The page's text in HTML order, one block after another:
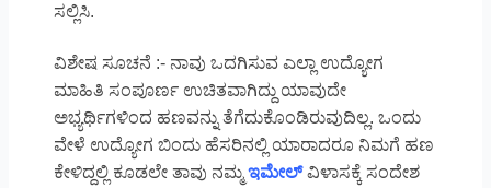
ಸಲ್ಲಿಸಿ.
ವಿಶೇಷ ಸೂಚನೆ :- ನಾವು ಒದಗಿಸುವ ಎಲ್ಲಾ ಉದ್ಯೋಗ
ಮಾಹಿತಿ ಸಂಪೂರ್ಣ ಉಚಿತವಾಗಿದ್ದು ಯಾವುದೇ
ಅಭ್ಯರ್ಥಿಗಳಿಂದ ಹಣವನ್ನು ತೆಗೆದುಕೊಂಡಿರುವುದಿಲ್ಲ. ಒಂದು
ವೇಳೆ ಉದ್ಯೋಗ ಬಿಂದು ಹೆಸರಿನಲ್ಲಿ ಯಾರಾದರೂ ನಿಮಗೆ ಹಣ
ಕೇಳಿದ್ದಲ್ಲಿ ಕೂಡಲೇ ತಾವು ನಮ್ಮಇಮೇಲ್ವಿಳಾಸಕ್ಕೆ ಸಂದೇಶ